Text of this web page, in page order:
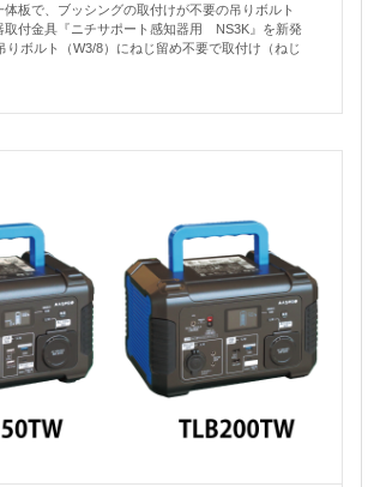
板で、ブッシングの取付けが不要の吊りボルト
取付金具『ニチサポート感知器用 NS3K』を新発
ボルト（W3/8）にねじ留め不要で取付け（ねじ